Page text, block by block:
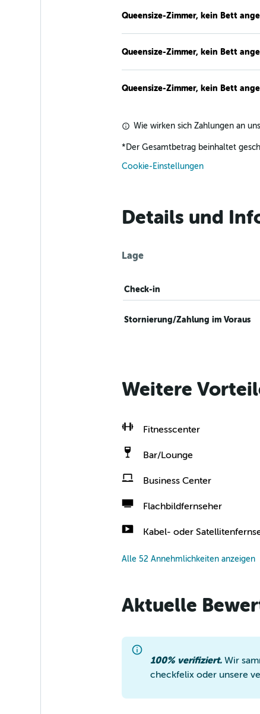
Queensize-Zimmer, kein Bett
Queensize-Zimmer, kein Bett
Queensize-Zimmer, kein Bett
Wie wirken sich Zahlungen an
* Der Gesamtbetrag beinhaltet
Cookie-Einstellungen
Details und
Lage
Check-in
Stornierung/Zahlung im Voraus
Weitere
Fitnesscenter
Bar/Lounge
Business Center
Flachbildfernseher
Kabel- oder
Alle 52 Annehmlichkeiten anzeigen
Aktuelle
100% verifiziert. Wir
checkfelix oder unsere